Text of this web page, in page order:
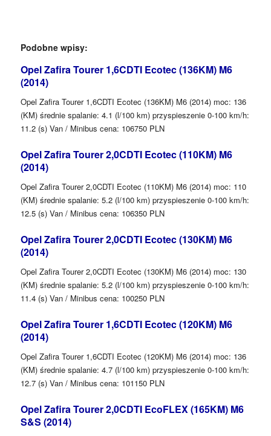
Podobne wpisy:
Opel Zafira Tourer 1,6CDTI Ecotec (136KM) M6
(2014)
Opel Zafira Tourer 1,6CDTI Ecotec (136KM) M6 (2014) moc: 136
(KM) średnie spalanie: 4.1 (l/100 km) przyspieszenie 0-100 km/h:
11.2 (s) Van / Minibus cena: 106750 PLN
Opel Zafira Tourer 2,0CDTI Ecotec (110KM) M6
(2014)
Opel Zafira Tourer 2,0CDTI Ecotec (110KM) M6 (2014) moc: 110
(KM) średnie spalanie: 5.2 (l/100 km) przyspieszenie 0-100 km/h:
12.5 (s) Van / Minibus cena: 106350 PLN
Opel Zafira Tourer 2,0CDTI Ecotec (130KM) M6
(2014)
Opel Zafira Tourer 2,0CDTI Ecotec (130KM) M6 (2014) moc: 130
(KM) średnie spalanie: 5.2 (l/100 km) przyspieszenie 0-100 km/h:
11.4 (s) Van / Minibus cena: 100250 PLN
Opel Zafira Tourer 1,6CDTI Ecotec (120KM) M6
(2014)
Opel Zafira Tourer 1,6CDTI Ecotec (120KM) M6 (2014) moc: 136
(KM) średnie spalanie: 4.7 (l/100 km) przyspieszenie 0-100 km/h:
12.7 (s) Van / Minibus cena: 101150 PLN
Opel Zafira Tourer 2,0CDTI EcoFLEX (165KM) M6
S&S (2014)